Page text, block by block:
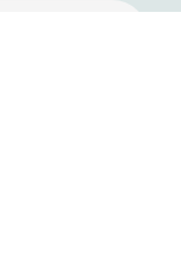
форума